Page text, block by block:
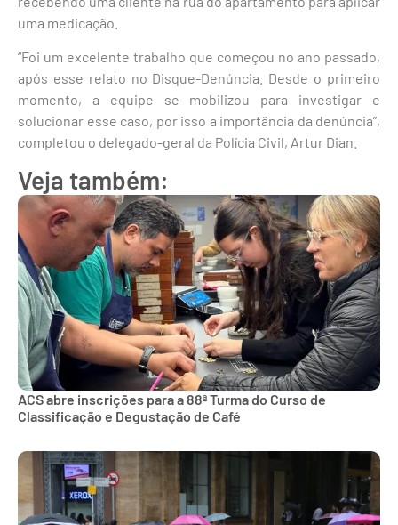
uma medicação.
“Foi um excelente trabalho que começou no ano passado,
após esse relato no Disque-Denúncia. Desde o primeiro
momento, a equipe se mobilizou para investigar e
solucionar esse caso, por isso a importância da denúncia”,
completou o delegado-geral da Polícia Civil, Artur Dian.
Veja também:
ACS abre inscrições para a 88ª Turma do Curso de
Classificação e Degustação de Café